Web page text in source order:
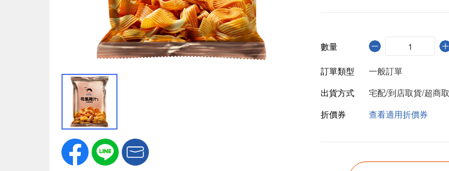
數量
訂單類型
一般訂單
出貨方式
宅配/到店取貨/超商
折價券
查看適用折價券